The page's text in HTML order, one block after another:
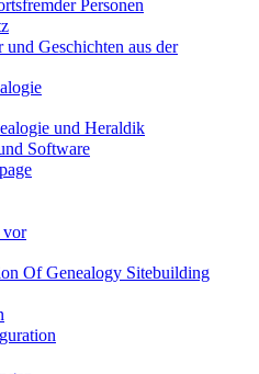
Personen
Geschichten aus der
und Heraldik
Software
Of Genealogy Sitebuilding